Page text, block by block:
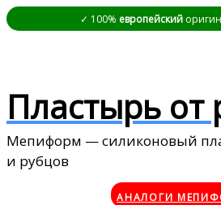
✓ 100% европейский
Пластырь от
Мепиформ — силиконовый
и рубцов
АНАЛОГИ